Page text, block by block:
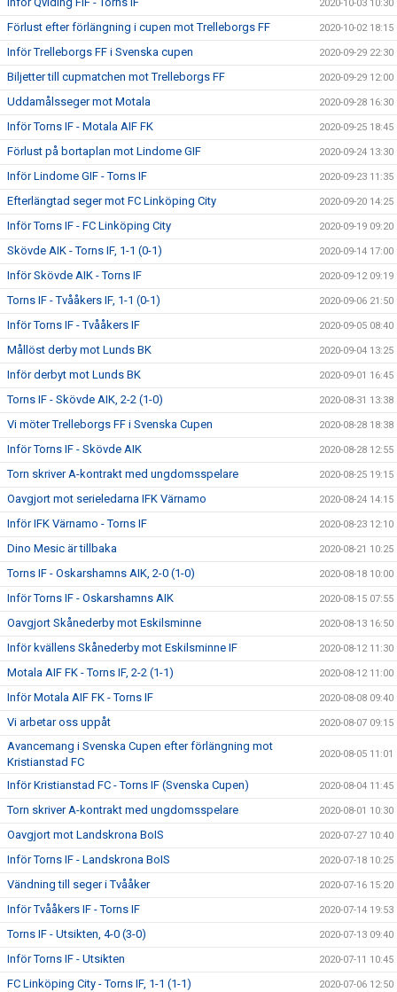
2020-10-03 10:30
Förlust efter förlängning i cupen mot Trelleborgs FF 2020-10-02 18:15
Inför Trelleborgs FF i Svenska cupen 2020-09-29 22:30
Biljetter till cupmatchen mot Trelleborgs FF 2020-09-29 12:00
Uddamålsseger mot Motala 2020-09-28 16:30
Inför Torns IF - Motala AIF FK 2020-09-25 18:45
Förlust på bortaplan mot Lindome GIF 2020-09-24 13:30
Inför Lindome GIF - Torns IF 2020-09-23 11:35
Efterlängtad seger mot FC Linköping City 2020-09-20 14:25
Inför Torns IF - FC Linköping City 2020-09-19 09:20
Skövde AIK - Torns IF, 1-1 (0-1) 2020-09-14 17:00
Inför Skövde AIK - Torns IF 2020-09-12 09:19
Torns IF - Tvååkers IF, 1-1 (0-1) 2020-09-06 21:50
Inför Torns IF - Tvååkers IF 2020-09-05 08:40
Mållöst derby mot Lunds BK 2020-09-04 13:25
Inför derbyt mot Lunds BK 2020-09-01 16:45
Torns IF - Skövde AIK, 2-2 (1-0) 2020-08-31 13:38
Vi möter Trelleborgs FF i Svenska Cupen 2020-08-28 18:38
Inför Torns IF - Skövde AIK 2020-08-28 12:55
Torn skriver A-kontrakt med ungdomsspelare 2020-08-25 19:15
Oavgjort mot serieledarna IFK Värnamo 2020-08-24 14:15
Inför IFK Värnamo - Torns IF 2020-08-23 12:10
Dino Mesic är tillbaka 2020-08-21 10:25
Torns IF - Oskarshamns AIK, 2-0 (1-0) 2020-08-18 10:00
Inför Torns IF - Oskarshamns AIK 2020-08-15 07:55
Oavgjort Skånederby mot Eskilsminne 2020-08-13 16:50
Inför kvällens Skånederby mot Eskilsminne IF 2020-08-12 11:30
Motala AIF FK - Torns IF, 2-2 (1-1) 2020-08-12 11:00
Inför Motala AIF FK - Torns IF 2020-08-08 09:40
Vi arbetar oss uppåt 2020-08-07 09:15
Avancemang i Svenska Cupen efter förlängning mot
Kristianstad FC
2020-08-05 11:01
Inför Kristianstad FC - Torns IF (Svenska Cupen) 2020-08-04 11:45
Torn skriver A-kontrakt med ungdomsspelare 2020-08-01 10:30
Oavgjort mot Landskrona BoIS 2020-07-27 10:40
Inför Torns IF - Landskrona BoIS 2020-07-18 10:25
Vändning till seger i Tvååker 2020-07-16 15:20
Inför Tvååkers IF - Torns IF 2020-07-14 19:53
Torns IF - Utsikten, 4-0 (3-0) 2020-07-13 09:40
Inför Torns IF - Utsikten 2020-07-11 10:45
FC Linköping City - Torns IF, 1-1 (1-1) 2020-07-06 12:50